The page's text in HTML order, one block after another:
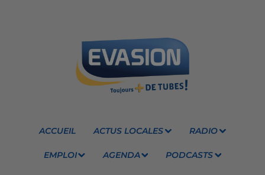
ACCUEIL ACTUS LOCALES RADIO
EMPLOI AGENDA PODCASTS